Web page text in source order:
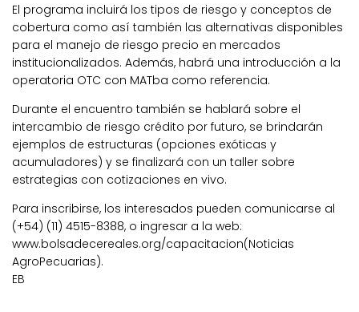
El programa incluirá los tipos de riesgo y conceptos de
cobertura como así también las alternativas disponibles
para el manejo de riesgo precio en mercados
institucionalizados. Además, habrá una introducción a la
operatoria OTC con MATba como referencia.
Durante el encuentro también se hablará sobre el
intercambio de riesgo crédito por futuro, se brindarán
ejemplos de estructuras (opciones exóticas y
acumuladores) y se finalizará con un taller sobre
estrategias con cotizaciones en vivo.
Para inscribirse, los interesados pueden comunicarse al
(+54) (11) 4515-8388, o ingresar a la web:
www.bolsadecereales.org/capacitacion(Noticias
AgroPecuarias).
EB